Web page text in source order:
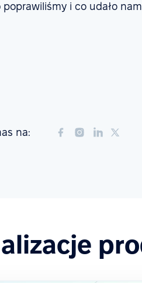
poprawiliśmy i co udało
na: